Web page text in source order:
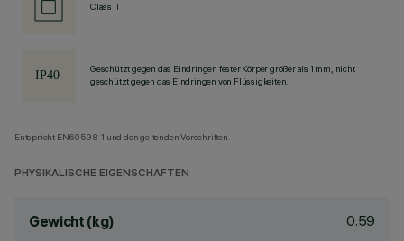
Class II
Geschützt gegen das Eindringen fester Körper größer als 1 mm, nicht
geschützt gegen das Eindringen von Flüssigkeiten.
Entspricht EN60598-1 und den geltenden Vorschriften.
PHYSIKALISCHE EIGENSCHAFTEN
Gewicht (kg) 0.59